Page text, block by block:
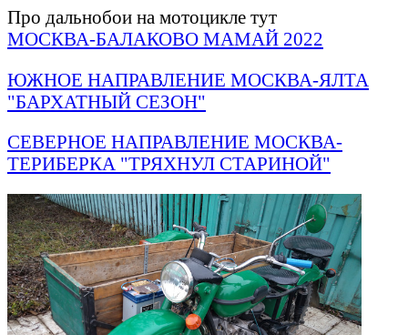
Про дальнобои на мотоцикле тут
МОСКВА-БАЛАКОВО МАМАЙ 2022
ЮЖНОЕ НАПРАВЛЕНИЕ МОСКВА-ЯЛТА
"БАРХАТНЫЙ СЕЗОН"
СЕВЕРНОЕ НАПРАВЛЕНИЕ МОСКВА-
ТЕРИБЕРКА "ТРЯХНУЛ СТАРИНОЙ"